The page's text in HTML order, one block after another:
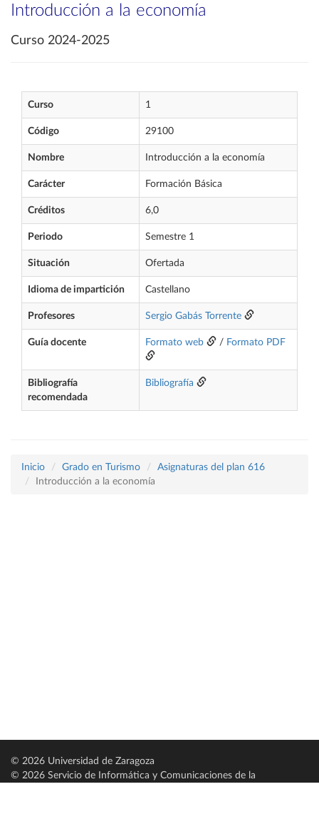
Introducción a la economía
Curso 2024-2025
Curso 1
Código 29100
Nombre Introducción a la economía
Carácter Formación Básica
Créditos 6,0
Periodo Semestre 1
Situación Ofertada
Idioma de impartición Castellano
Profesores Sergio Gabás Torrente
Guía docente Formato web / Formato PDF
Bibliografía
recomendada
Bibliografía
Inicio Grado en Turismo
Asignaturas del plan 616
Introducción a la economía
© 2026 Universidad de Zaragoza
© 2026 Servicio de Informática y Comunicaciones de la